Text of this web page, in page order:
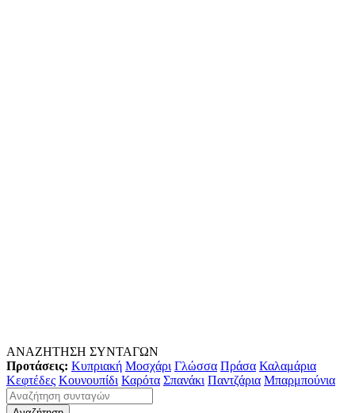
ΑΝΑΖΗΤΗΣΗ ΣΥΝΤΑΓΩΝ
Προτάσεις: Κυπριακή Μοσχάρι Γλώσσα Πράσα Καλαμάρια
Κεφτέδες Κουνουπίδι Καρότα Σπανάκι Παντζάρια Μπαρμπούνια